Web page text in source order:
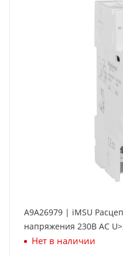
A9A26979 | iMSU
напряжения 230В АС
Нет в наличии